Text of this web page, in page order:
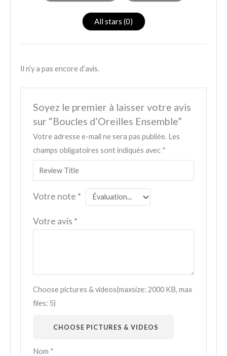
All stars (0)
Il n’y a pas encore d’avis.
Soyez le premier à laisser votre avis
sur “Boucles d’Oreilles Ensemble”
Votre adresse e-mail ne sera pas publiée. Les
champs obligatoires sont indiqués avec *
Votre note *
Votre avis *
Choose pictures & videos(maxsize: 2000 KB, max
files: 5)
CHOOSE PICTURES & VIDEOS
Nom *